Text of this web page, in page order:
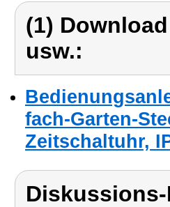
(1)
usw.:
fach-Garten-
Zeitschaltuhr,